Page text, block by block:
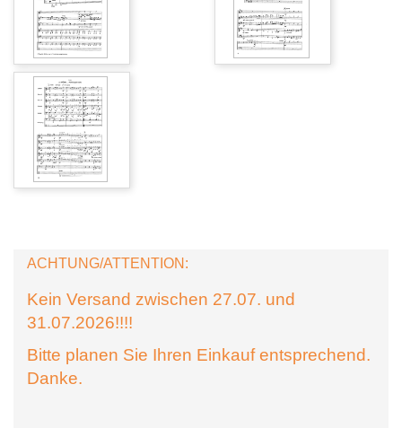
ACHTUNG/ATTENTION:
Kein Versand zwischen 27.07. und
31.07.2026!!!!
Bitte planen Sie Ihren Einkauf entsprechend.
Danke.